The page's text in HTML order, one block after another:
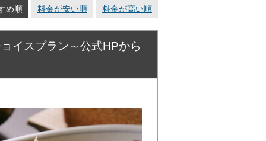
め順 料金が安い順 料金が高い順
イスプラン～公式HPから